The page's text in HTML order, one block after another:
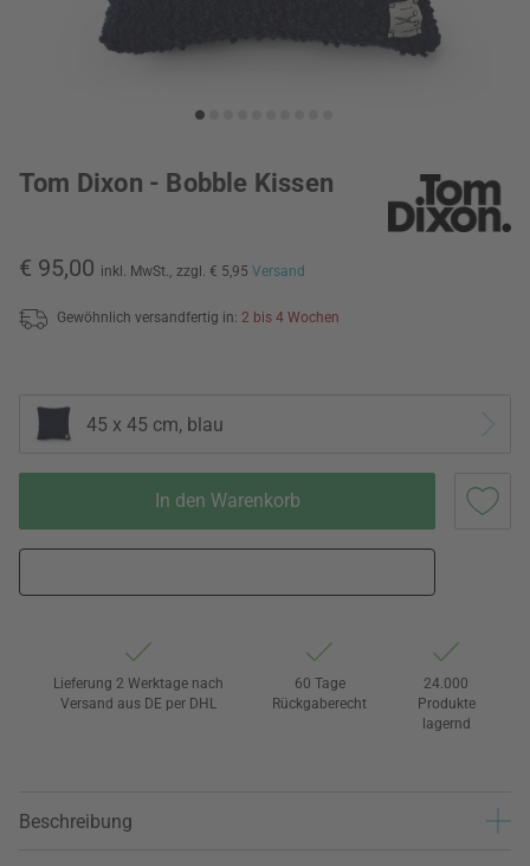
Tom Dixon - Bobble Kissen
€ 95,00 inkl. MwSt., zzgl. € 5,95 Versand
Gewöhnlich versandfertig in: 2 bis 4 Wochen
45 x 45 cm, blau
In den Warenkorb
Lieferung 2 Werktage nach
Versand aus DE per DHL
60 Tage
Rückgaberecht
24.000
Produkte
lagernd
Beschreibung